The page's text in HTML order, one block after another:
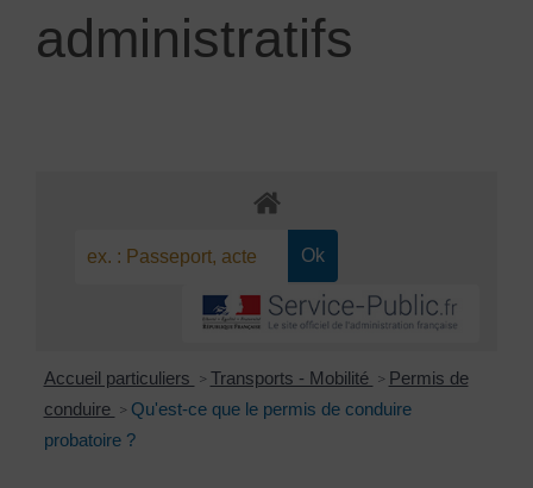
administratifs
Accueil particuliers > Transports - Mobilité > Permis de
conduire > Qu'est-ce que le permis de conduire
probatoire ?